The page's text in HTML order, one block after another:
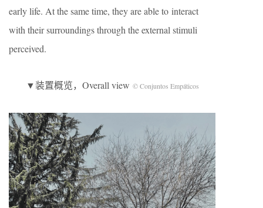
early life. At the same time, they are able to interact
with their surroundings through the external stimuli
perceived.
▼装置概览，Overall view © Conjuntos Empáticos